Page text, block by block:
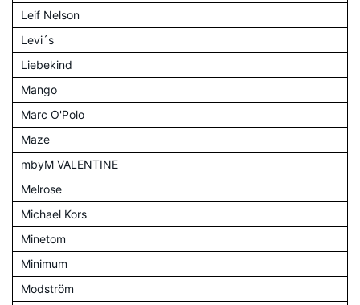
Leif Nelson
Levi´s
Liebekind
Mango
Marc O'Polo
Maze
mbyM VALENTINE
Melrose
Michael Kors
Minetom
Minimum
Modström